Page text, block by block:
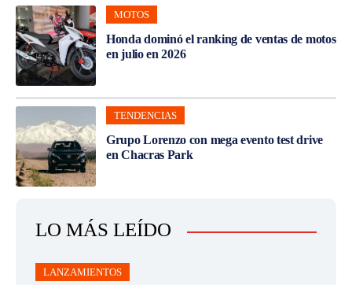
MOTOS
Honda dominó el ranking de ventas de motos
en julio en 2026
TENDENCIAS
Grupo Lorenzo con mega evento test drive
en Chacras Park
LO MÁS LEÍDO
LANZAMIENTOS